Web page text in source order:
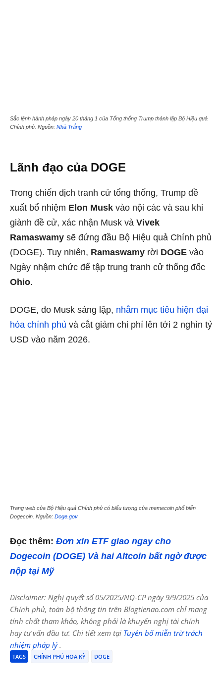
Sắc lệnh hành pháp ngày 20 tháng 1 của Tổng thống Trump thành lập Bộ Hiệu quả
Chính phủ. Nguồn: Nhà Trắng
Lãnh đạo của DOGE
Trong chiến dịch tranh cử tổng thống, Trump đề
xuất bổ nhiệm Elon Musk vào nội các và sau khi
giành đề cử, xác nhận Musk và Vivek
Ramaswamy sẽ đứng đầu Bộ Hiệu quả Chính phủ
(DOGE). Tuy nhiên, Ramaswamy rời DOGE vào
Ngày nhậm chức để tập trung tranh cử thống đốc
Ohio.
DOGE, do Musk sáng lập, nhằm mục tiêu hiện đại
hóa chính phủ và cắt giảm chi phí lên tới 2 nghìn tỷ
USD vào năm 2026.
Trang web của Bộ Hiệu quả Chính phủ có biểu tượng của memecoin phổ biến
Dogecoin. Nguồn: Doge.gov
Đọc thêm: Đơn xin ETF giao ngay cho
Dogecoin (DOGE) Và hai Altcoin bất ngờ được
nộp tại Mỹ
Disclaimer: Nghị quyết số 05/2025/NQ-CP ngày 9/9/2025 của
Chính phủ, toàn bộ thông tin trên Blogtienao.com chỉ mang
tính chất tham khảo, không phải là khuyến nghị tài chính
hay tư vấn đầu tư. Chi tiết xem tại Tuyên bố miễn trừ trách
nhiệm pháp lý.
TAGS CHÍNH PHỦ HOA KỲ DOGE